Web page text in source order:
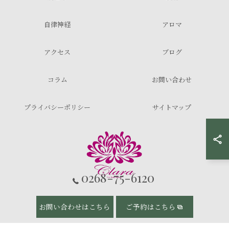
0268-75-6120
お問い合わせはこちら ご予約はこちら
自律神経 アロマ
アクセス ブログ
コラム お問い合わせ
プライバシーポリシー サイトマップ
© 2026 長野県上田市のヘッドスパならドライヘッドスパ＆ダイエット Clara ALL
RIGHTS RESERVED.